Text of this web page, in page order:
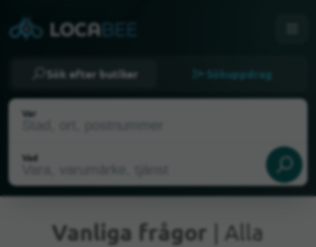
Sök efter butiker Sökuppdrag
Var
Vad
Vanliga frågor
| Alla